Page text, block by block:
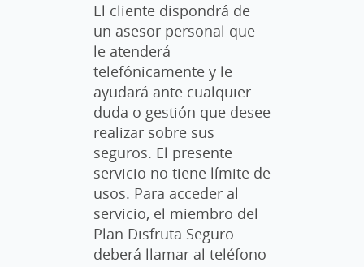
El cliente dispondrá de
un asesor personal que
le atenderá
telefónicamente y le
ayudará ante cualquier
duda o gestión que desee
realizar sobre sus
seguros. El presente
servicio no tiene límite de
usos. Para acceder al
servicio, el miembro del
Plan Disfruta Seguro
deberá llamar al teléfono